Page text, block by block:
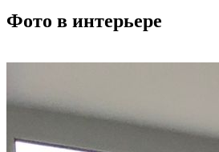
Фото в интерьере